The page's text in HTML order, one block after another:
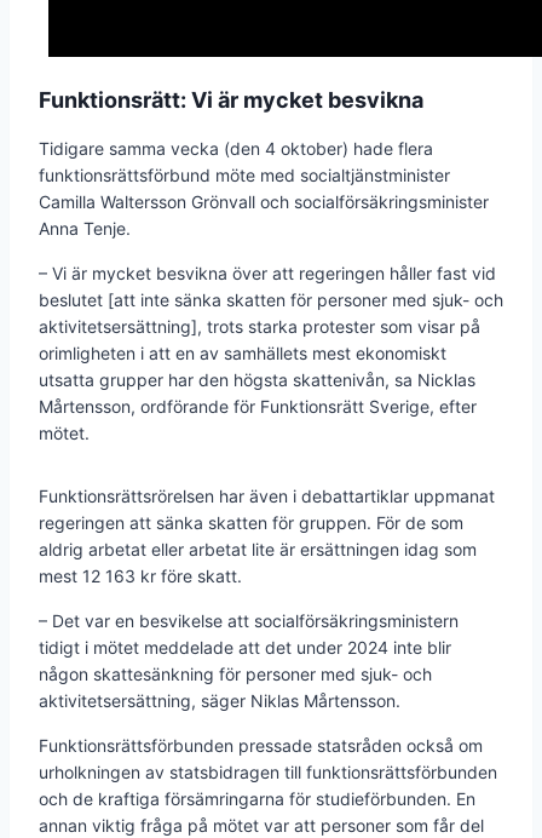
Funktionsrätt: Vi är mycket besvikna
Tidigare samma vecka (den 4 oktober) hade flera
funktionsrättsförbund möte med socialtjänstminister
Camilla Waltersson Grönvall och socialförsäkringsminister
Anna Tenje.
– Vi är mycket besvikna över att regeringen håller fast vid
beslutet [att inte sänka skatten för personer med sjuk- och
aktivitetsersättning], trots starka protester som visar på
orimligheten i att en av samhällets mest ekonomiskt
utsatta grupper har den högsta skattenivån, sa Nicklas
Mårtensson, ordförande för Funktionsrätt Sverige, efter
mötet.
Funktionsrättsrörelsen har även i debattartiklar uppmanat
regeringen att sänka skatten för gruppen. För de som
aldrig arbetat eller arbetat lite är ersättningen idag som
mest 12 163 kr före skatt.
– Det var en besvikelse att socialförsäkringsministern
tidigt i mötet meddelade att det under 2024 inte blir
någon skattesänkning för personer med sjuk- och
aktivitetsersättning, säger Niklas Mårtensson.
Funktionsrättsförbunden pressade statsråden också om
urholkningen av statsbidragen till funktionsrättsförbunden
och de kraftiga försämringarna för studieförbunden. En
annan viktig fråga på mötet var att personer som får del